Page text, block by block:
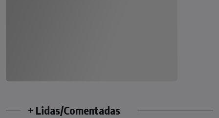
+ Lidas/Comentadas